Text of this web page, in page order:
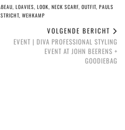
LOAVIES LOOK NECK SCARF OUTFIT PAULS
WEHKAMP
VOLGENDE BERICHT
EVENT | DIVA PROFESSIONAL STYLING
EVENT AT JOHN BEERENS +
GOODIEBAG